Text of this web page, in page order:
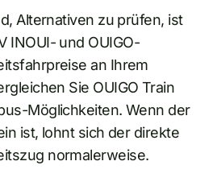
Alternativen zu prüfen, ist
INOUI- und OUIGO-
an Ihrem
Sie OUIGO Train
Möglichkeiten. Wenn der
ist, lohnt sich der direkte
normalerweise.